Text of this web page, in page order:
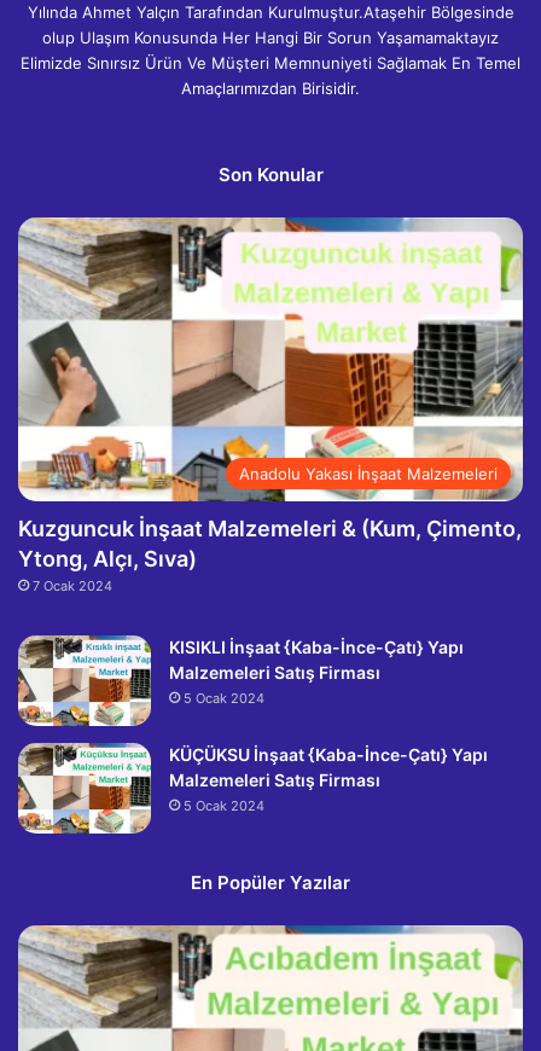
Yılında Ahmet Yalçın Tarafından Kurulmuştur.Ataşehir Bölgesinde
olup Ulaşım Konusunda Her Hangi Bir Sorun Yaşamamaktayız
Elimizde Sınırsız Ürün Ve Müşteri Memnuniyeti Sağlamak En Temel
Amaçlarımızdan Birisidir.
Son Konular
Anadolu Yakası İnşaat Malzemeleri
Kuzguncuk İnşaat Malzemeleri & (Kum, Çimento,
Ytong, Alçı, Sıva)
7 Ocak 2024
KISIKLI İnşaat {Kaba-İnce-Çatı} Yapı
Malzemeleri Satış Firması
5 Ocak 2024
KÜÇÜKSU İnşaat {Kaba-İnce-Çatı} Yapı
Malzemeleri Satış Firması
5 Ocak 2024
En Popüler Yazılar